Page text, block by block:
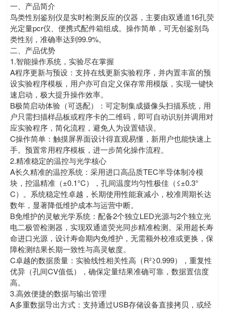
一、产品简介
鸟类性别鉴别仪是实时检测反应的仪器，主要由双通道16孔荧
光定量pcr仪、便携式配件箱组成。操作简单，可无创鉴别鸟
类性别，准确率达到99.9%。
二、产品优势
1.智能操作系统，实验尽在掌握
A程序更新与预设：支持在线更新实验程序，并内置丰富的预
设实验程序模板，用户亦可自定义保存常用模版，实现一键快
速启动，极大提升操作效率。
B极简启动体验（可选配）：可定制集成摄像头扫描系统，用
户只需扫描样品板或程序卡的二维码，即可自动识别并调用对
应实验程序，简化流程，避免人为设置错误。
C操作简单：触摸屏界面设计得直观易懂，新用户也能快速上
手。预置常用程序模板，进一步简化操作流程。
2.精准稳定的温控与光学核心
A长久精准的温控系统：采用进口高品质TEC半导体制冷模
块，控温精准（±0.1°C），孔间温度均匀性极佳（≤±0.3°
C）。系统稳定性卓越，长期使用性能衰减小，校准周期长达
数年，显著降低维护成本与运营中断。
B免维护的灵敏光学系统：配备2个独立LED光源与2个独立光
电二极管检测器，实现双通道荧光同步精准检测。采用超长寿
命进口光源，设计寿命期内免维护，无需额外校准或更换，保
障检测结果长期一致性与高灵敏度。
C卓越的数据质量：实验线性相关性高（R²≥0.999），重复性
优异（孔间CV值低），确保定量结果准确可靠，数据置信度
高。
3.高效便捷的数据与输出管理
A多重数据导出方式：支持通过USB存储设备直接拷贝，或经